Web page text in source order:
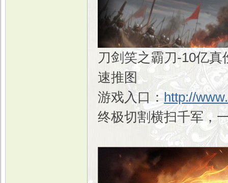
刀剑笑之霸刀-10亿
速推图
游戏入口： http://
终极切割横扫千军，